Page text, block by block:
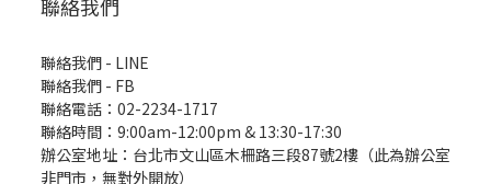
聯絡我們
聯絡我們 - LINE
聯絡我們 - FB
聯絡電話：02-2234-1717
聯絡時間：9:00am-12:00pm & 13:30-17:30
辦公室地址：台北市文山區木柵路三段87號2樓（此為辦公室
非門市，無對外開放）